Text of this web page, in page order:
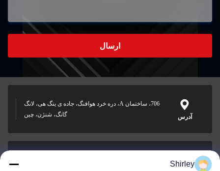
ارسال
آدرس
706، ساختمان A، دره خرد هوافنگ، جاده ی ینگ هی، لانگ
گانگ، شنژن، چین
Shirley